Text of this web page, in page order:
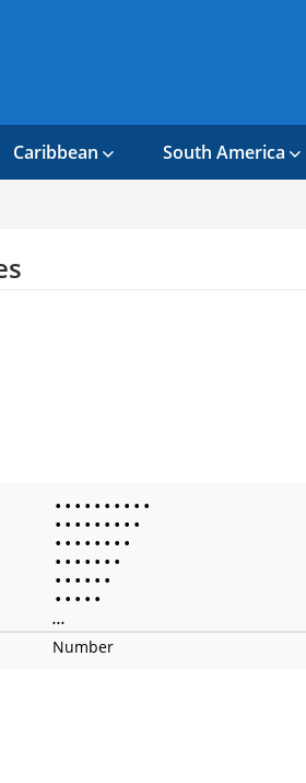
Caribbean South America
• • • • • • • • • •
• • • • • • • • •
• • • • • • • •
• • • • • • •
• • • • • •
• • • • •
...
Number